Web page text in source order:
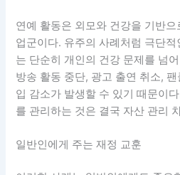
연예 활동은 외모와 건강을 기반
업군이다. 유주의 사례처럼 극단
는 단순히 개인의 건강 문제를 넘
방송 활동 중단, 광고 출연 취소,
입 감소가 발생할 수 있기 때문이
를 관리하는 것은 결국 자산 관리
일반인에게 주는 재정 교훈